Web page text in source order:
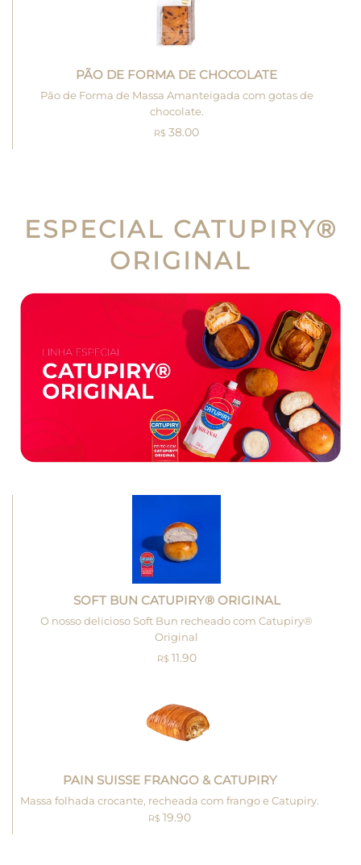
PÃO DE FORMA DE CHOCOLATE
Pão de Forma de Massa Amanteigada com gotas de
chocolate.
R$ 38.00
ESPECIAL CATUPIRY®
ORIGINAL
SOFT BUN CATUPIRY® ORIGINAL
O nosso delicioso Soft Bun recheado com Catupiry®
Original
R$ 11.90
PAIN SUISSE FRANGO & CATUPIRY
Massa folhada crocante, recheada com frango e Catupiry.
R$ 19.90